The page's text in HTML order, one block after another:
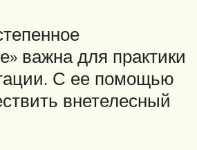
важна для практики
С ее помощью
внетелесный